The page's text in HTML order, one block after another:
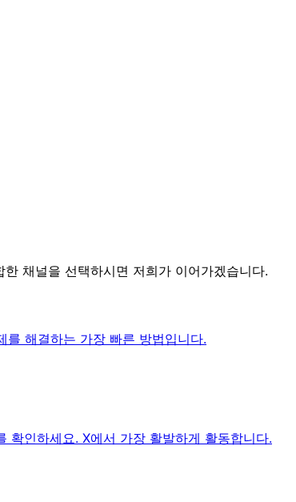
채널을 선택하시면 저희가 이어가겠습니다.
해결하는 가장 빠른 방법입니다.
인하세요. X에서 가장 활발하게 활동합니다.